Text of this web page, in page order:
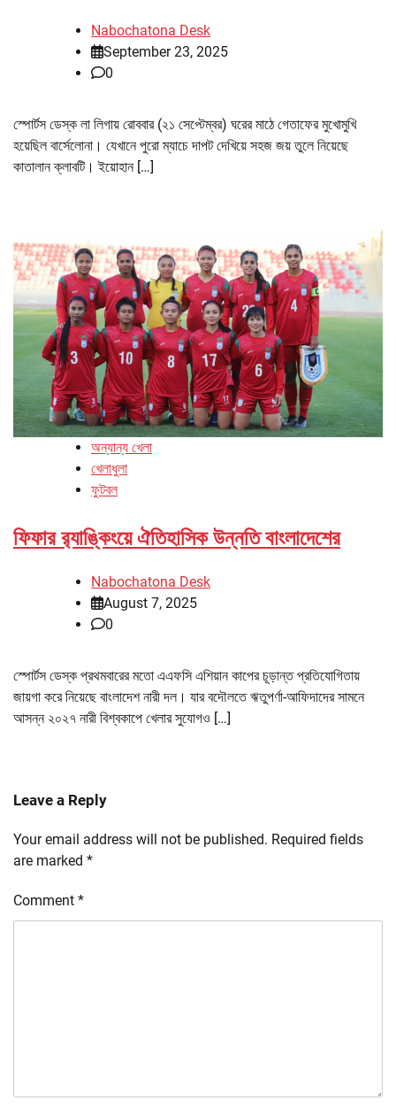
Nabochatona Desk
September 23, 2025
0
স্পোর্টস ডেস্ক লা লিগায় রোববার (২১ সেপ্টেম্বর) ঘরের মাঠে গেতাফের মুখোমুখি
হয়েছিল বার্সেলোনা। যেখানে পুরো ম্যাচে দাপট দেখিয়ে সহজ জয় তুলে নিয়েছে
কাতালান ক্লাবটি। ইয়োহান […]
অন্যান্য খেলা
খেলাধুলা
ফুটবল
ফিফার র‌্যাঙ্কিংয়ে ঐতিহাসিক উন্নতি বাংলাদেশের
Nabochatona Desk
August 7, 2025
0
স্পোর্টস ডেস্ক প্রথমবারের মতো এএফসি এশিয়ান কাপের চূড়ান্ত প্রতিযোগিতায়
জায়গা করে নিয়েছে বাংলাদেশ নারী দল। যার বদৌলতে ঋতুপর্ণা-আফিদাদের সামনে
আসন্ন ২০২৭ নারী বিশ্বকাপে খেলার সুযোগও […]
Leave a Reply
Your email address will not be published. Required fields
are marked *
Comment *